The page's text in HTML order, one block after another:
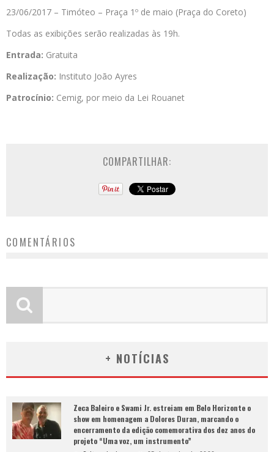
23/06/2017 – Timóteo – Praça 1º de maio (Praça do Coreto)
Todas as exibições serão realizadas às 19h.
Entrada: Gratuita
Realização: Instituto João Ayres
Patrocínio: Cemig, por meio da Lei Rouanet
COMPARTILHAR:
COMENTÁRIOS
+ NOTÍCIAS
Zeca Baleiro e Swami Jr. estreiam em Belo Horizonte o
show em homenagem a Dolores Duran, marcando o
encerramento da edição comemorativa dos dez anos do
projeto “Uma voz, um instrumento”